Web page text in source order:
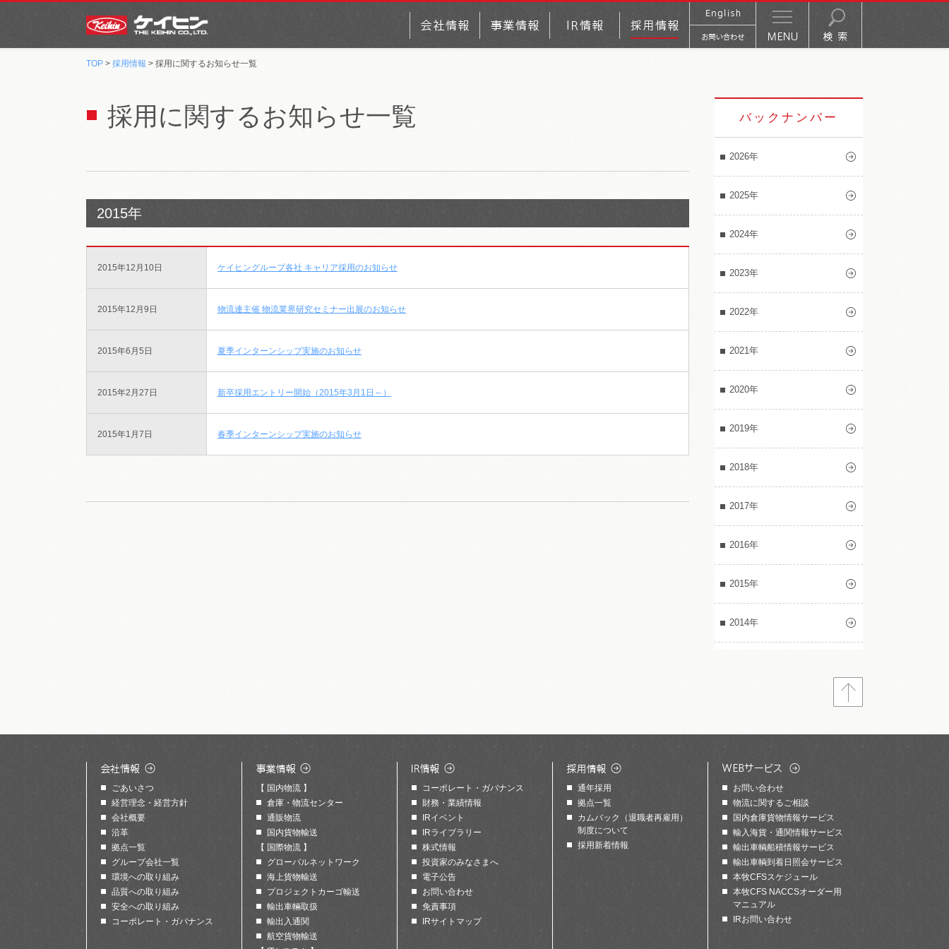
TOP > 採用情報 > 採用に関するお知らせ一覧
採用に関するお知らせ一覧
2015年
2015年12月10日 ケイヒングループ各社 キャリア採用のお知らせ
2015年12月9日 物流連主催 物流業界研究セミナー出展のお知らせ
2015年6月5日 夏季インターンシップ実施のお知らせ
2015年2月27日 新卒採用エントリー開始（2015年3月1日～）
2015年1月7日 春季インターンシップ実施のお知らせ
バックナンバー
2026年
2025年
2024年
2023年
2022年
2021年
2020年
2019年
2018年
2017年
2016年
2015年
2014年
ごあいさつ
経営理念・経営方針
会社概要
沿革
拠点一覧
グループ会社一覧
環境への取り組み
品質への取り組み
安全への取り組み
コーポレート・ガバナンス
【 国内物流 】
倉庫・物流センター
通販物流
国内貨物輸送
【 国際物流 】
グローバルネットワーク
海上貨物輸送
プロジェクトカーゴ輸送
輸出車輛取扱
輸出入通関
航空貨物輸送
コーポレート・ガバナンス
財務・業績情報
IRイベント
IRライブラリー
株式情報
投資家のみなさまへ
電子公告
お問い合わせ
免責事項
IRサイトマップ
通年採用
拠点一覧
カムバック（退職者再雇用）
制度について
採用新着情報
お問い合わせ
物流に関するご相談
国内倉庫貨物情報サービス
輸入海貨・通関情報サービス
輸出車輌船積情報サービス
輸出車輌到着日照会サービス
本牧CFSスケジュール
本牧CFS NACCSオーダー用
マニュアル
IRお問い合わせ